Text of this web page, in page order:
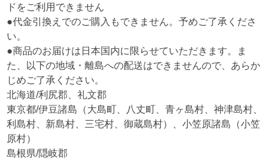
ドをご利用できません
●代金引換えでのご購入もできません。予めご了承くださ
い。
●商品のお届けは日本国内に限らせていただきます。ま
た、以下の地域・離島への配送はできませんので、あらか
じめご了承ください。
北海道/利尻郡、礼文郡
東京都/伊豆諸島（大島町、八丈町、青ヶ島村、神津島村、
利島村、新島村、三宅村、御蔵島村）、小笠原諸島（小笠
原村）
島根県/隠岐郡